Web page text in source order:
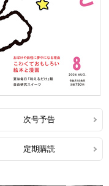
次号予告
定期購読